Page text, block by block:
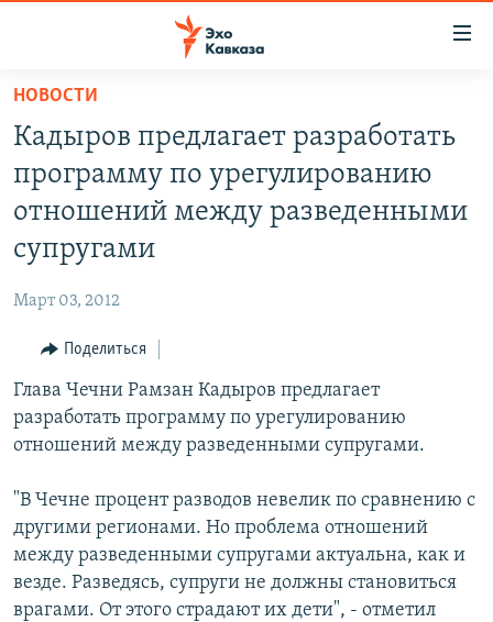
Вернуться
основному
содержанию
Вернутся
главной
Вернутся
поиску
ТБИЛИСИ
СУХУМИ
СЕВЕРНЫЙ КАВКАЗ
АРМЕНИЯ
АЗЕРБАЙДЖАН
ТЕМЫ
ПОЛИТИКА
ЭКОНОМИКА
ОБЩЕСТВО
МИР
РУБРИКИ
НЕКРУГЛЫЙ СТОЛ
ГОСТЬ НЕДЕЛИ
ГОЛОСА
ЧИТАЕМ ПРЕССУ
МУЛЬТИМЕДИА
ВИДЕО
АУДИО
АРХИВ РАДИОПРОГРАММЫ
ПРИСОЕДИНЯЙТЕСЬ!
Все сайты РСЕ/РС
НОВОСТИ
Кадыров предлагает разработать
программу по урегулированию
отношений между разведенными
супругами
Март 03, 2012
Поделиться
Глава Чечни Рамзан Кадыров предлагает
разработать программу по урегулированию
отношений между разведенными супругами.
"В Чечне процент разводов невелик по сравнению с
другими регионами. Но проблема отношений
между разведенными супругами актуальна, как и
везде. Разведясь, супруги не должны становиться
врагами. От этого страдают их дети", - отметил